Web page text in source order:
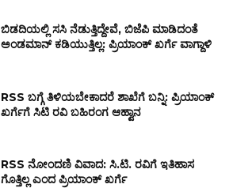
ಬಿಡದಿಯಲ್ಲಿ ಸಸಿ ನೆಡುತ್ತಿದ್ದೇವೆ, ಬಿಜೆಪಿ ಮಾಡಿದಂತೆ
ಅಂಡಮಾನ್ ಕಡಿಯುತ್ತಿಲ್ಲ: ಪ್ರಿಯಾಂಕ್ ಖರ್ಗೆ ವಾಗ್ದಾಳಿ
RSS ಬಗ್ಗೆ ತಿಳಿಯಬೇಕಾದರೆ ಶಾಖೆಗೆ ಬನ್ನಿ: ಪ್ರಿಯಾಂಕ್
ಖರ್ಗೆಗೆ ಸಿಟಿ ರವಿ ಬಹಿರಂಗ ಆಹ್ವಾನ
RSS ನೋಂದಣಿ ವಿವಾದ: ಸಿ.ಟಿ. ರವಿಗೆ ಇತಿಹಾಸ
ಗೊತ್ತಿಲ್ಲ ಎಂದ ಪ್ರಿಯಾಂಕ್ ಖರ್ಗೆ